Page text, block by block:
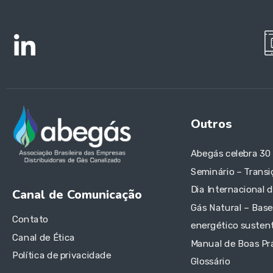
Canal de Comunicação
Contato
Canal de Ética
Política de privacidade
Outros
Abegás celebra 30
Seminário –
Dia Internacional
Gás Natural –
energético
Manual de Boas
Glossário